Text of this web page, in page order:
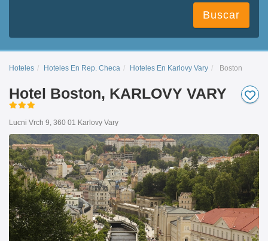
Buscar
Hoteles Hoteles En Rep. Checa Hoteles En Karlovy Vary Boston
Hotel Boston, KARLOVY VARY
Lucni Vrch 9, 360 01 Karlovy Vary